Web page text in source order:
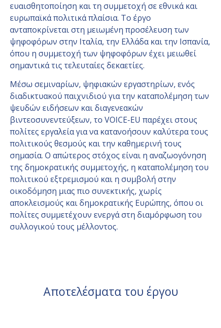
ευαισθητοποίηση και τη συμμετοχή σε εθνικά και
ευρωπαϊκά πολιτικά πλαίσια. Το έργο
ανταποκρίνεται στη μειωμένη προσέλευση των
ψηφοφόρων στην Ιταλία, την Ελλάδα και την Ισπανία,
όπου η συμμετοχή των ψηφοφόρων έχει μειωθεί
σημαντικά τις τελευταίες δεκαετίες.
Μέσω σεμιναρίων, ψηφιακών εργαστηρίων, ενός
διαδικτυακού παιχνιδιού για την καταπολέμηση των
ψευδών ειδήσεων και διαγενεακών
βιντεοσυνεντεύξεων, το VOICE-EU παρέχει στους
πολίτες εργαλεία για να κατανοήσουν καλύτερα τους
πολιτικούς θεσμούς και την καθημερινή τους
σημασία. Ο απώτερος στόχος είναι η αναζωογόνηση
της δημοκρατικής συμμετοχής, η καταπολέμηση του
πολιτικού εξτρεμισμού και η συμβολή στην
οικοδόμηση μιας πιο συνεκτικής, χωρίς
αποκλεισμούς και δημοκρατικής Ευρώπης, όπου οι
πολίτες συμμετέχουν ενεργά στη διαμόρφωση του
συλλογικού τους μέλλοντος.
Αποτελέσματα του έργου